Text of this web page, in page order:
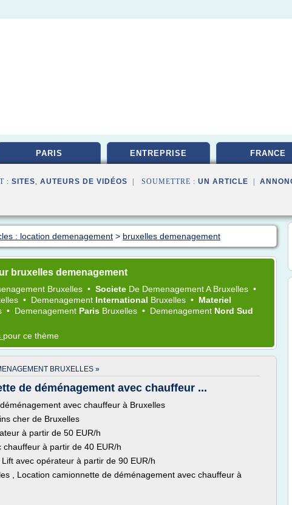
PARIS ENTREPRISE FRANCE
: SITES, AUTEURS DE VIDÉOS | SOUMETTRE : UN ARTICLE
: location demenagement > bruxelles demenagement
bruxelles demenagement
Bruxelles • Societe De DemenagementA Bruxelles •
• Demenagement International Bruxelles • Materiel
• Demenagement Paris Bruxelles • Demenagement Nord Sud
pour ce thème
BRUXELLES »
de déménagement avec chauffeur ...
avec chauffeur à Bruxelles
cher de Bruxelles
à partir de 50 EUR/h
à partir de 40 EUR/h
avec opérateur à partir de 90 EUR/h
, Location camionnette de déménagement avec chauffeur à